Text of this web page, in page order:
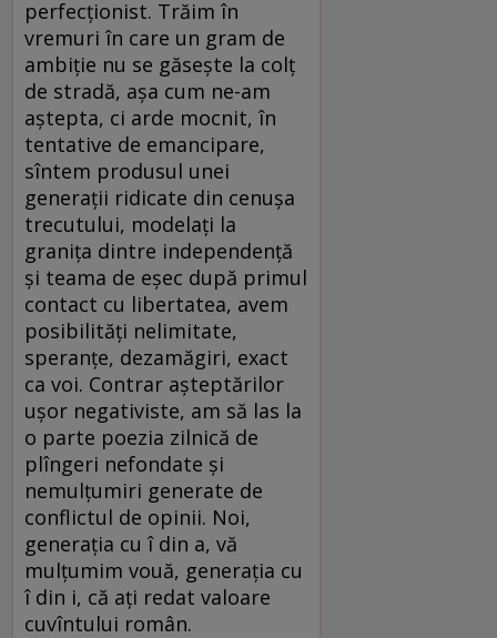
perfecţionist. Trăim în
vremuri în care un gram de
ambiţie nu se găseşte la colţ
de stradă, aşa cum ne-am
aştepta, ci arde mocnit, în
tentative de emancipare,
sîntem produsul unei
generaţii ridicate din cenuşa
trecutului, modelaţi la
graniţa dintre independenţă
şi teama de eşec după primul
contact cu libertatea, avem
posibilităţi nelimitate,
speranţe, dezamăgiri, exact
ca voi. Contrar aşteptărilor
uşor negativiste, am să las la
o parte poezia zilnică de
plîngeri nefondate şi
nemulţumiri generate de
conflictul de opinii. Noi,
generaţia cu î din a, vă
mulţumim vouă, generaţia cu
î din i, că aţi redat valoare
cuvîntului român.